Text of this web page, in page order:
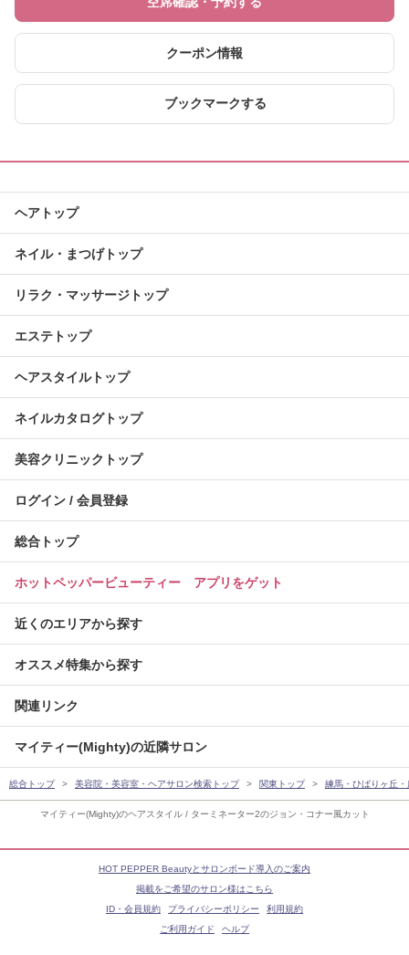
マイティー(Mighty)のヘアスタイル / ターミネーター2のジョン・コナー風カット
クーポン情報
ブックマークする
ヘアトップ
ネイル・まつげトップ
リラク・マッサージトップ
エステトップ
ヘアスタイルトップ
ネイルカタログトップ
美容クリニックトップ
ログイン / 会員登録
総合トップ
ホットペッパービューティー アプリをゲット
近くのエリアから探す
オススメ特集から探す
関連リンク
マイティー(Mighty)の近隣サロン
総合トップ 美容院・美容室・ヘアサロン検索トップ 関東トップ 練馬・ひばりヶ丘
HOT PEPPER Beautyとサロンボード導入のご案内
掲載をご希望のサロン様はこちら
ID・会員規約
プライバシーポリシー
利用規約
ご利用ガイド
ヘルプ